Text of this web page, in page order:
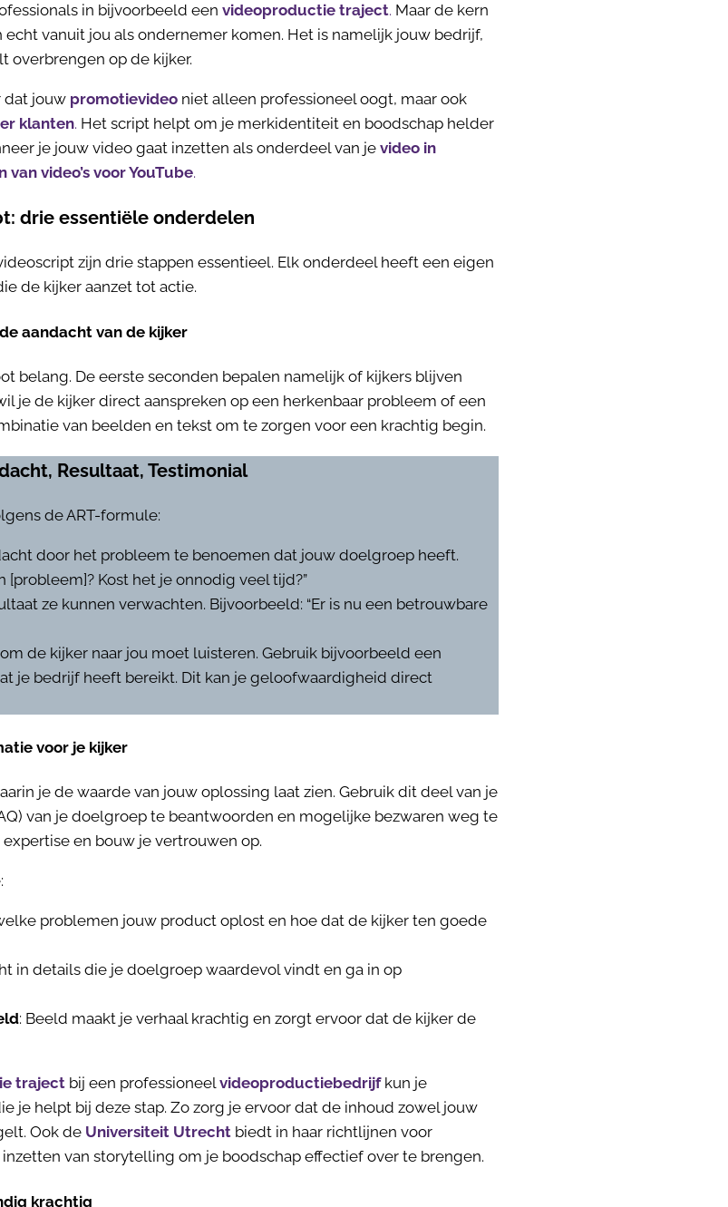
in bijvoorbeeld eenvideoproductie traject. Maar de kern
vanuit jou als ondernemer komen. Het is namelijk jouw bedrijf,
overbrengen op de kijker.
dat jouw promotievideo niet alleen professioneel oogt, maar ook
klanten. Het script helpt om je merkidentiteit en boodschap helder
je jouw video gaat inzetten als onderdeel van jevideo in
van video’s voor YouTube.
drie essentiële onderdelen
zijn drie stappen essentieel. Elk onderdeel heeft een eigen
de kijker aanzet tot actie.
aandacht van de kijker
belang. De eerste seconden bepalen namelijk of kijkers blijven
je de kijker direct aanspreken op een herkenbaar probleem of een
van beelden en tekst om te zorgen voor een krachtig begin.
Resultaat, Testimonial
de ART-formule:
door het probleem te benoemen dat jouw doelgroep heeft.
[probleem]? Kost het je onnodig veel tijd?”
ze kunnen verwachten. Bijvoorbeeld: “Er is nu een betrouwbare
de kijker naar jou moet luisteren. Gebruik bijvoorbeeld een
je bedrijf heeft bereikt. Dit kan je geloofwaardigheid direct
voor je kijker
je de waarde van jouw oplossing laat zien. Gebruik dit deel van je
van je doelgroep te beantwoorden en mogelijke bezwaren weg te
en bouw je vertrouwen op.
problemen jouw product oplost en hoe dat de kijker ten goede
in details die je doelgroep waardevol vindt en ga in op
: Beeld maakt je verhaal krachtig en zorgt ervoor dat de kijker de
traject bij een professioneelvideoproductiebedrijf kun je
je helpt bij deze stap. Zo zorg je ervoor dat de inhoud zowel jouw
Ook de Universiteit Utrecht biedt in haar richtlijnen voor
van storytelling om je boodschap effectief over te brengen.
krachtig